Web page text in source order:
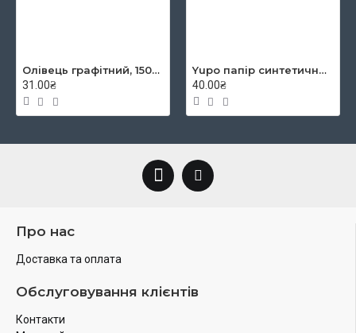
Олівець графітний, 1500, 2B, KOH-I-NOOR
31.00₴
Yupo папір синтетичний YUPO-Blue 234g 300µ, 460x320 mm
40.00₴
Про нас
Доставка та оплата
Обслуговування клієнтів
Контакти